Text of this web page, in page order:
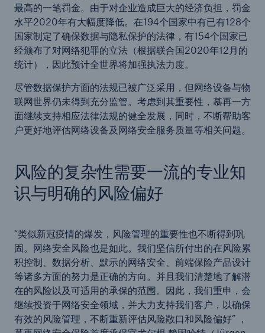
最高的一笔罚金。由于对企业造成巨大的经济负担，罚金
水平2020年有大幅度降低。在194个国家中有已有128个
国家制定了确保数据与隐私保护的法律，有154个国家已
经颁布了对网络犯罪的立法（根据联合国2020年12月的
统计），因此预计全世界将加强执法力度。
尽管数据保护方面的法规已被广泛采用，但网络设备与物
联网世界仍未得到充分监管。考虑到其重要性，慕再一方
面继续支持相应法律法规的健全发展，同时，不断帮助客
户更好地评估网络设备及网络安全服务质量等相关问题。
风险的复杂性需要一流的专业知
识与明确的风险偏好
“类似新冠疫情的爆发，风险管理的重要性也不断得到巩
固。网络安全风险也是如此。我们坚信所付出的在风险累
积控制、数据分析、默示的网络安全、前端保险产品设计
等诸多方面的努力是正确的方向。并且我们清楚地了解潜
在的风险以及可适用的承保的范围。因此，我们重申，会
继续投资于网络安全领域，并大力支持我们客户，以确保
有效的风险管理，不断重新评估风险敞口和风险偏好” ，